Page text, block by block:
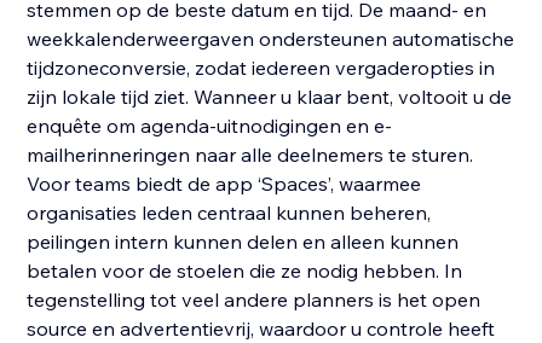
stemmen op de beste datum en tijd. De maand- en
weekkalenderweergaven ondersteunen automatische
tijdzoneconversie, zodat iedereen vergaderopties in
zijn lokale tijd ziet. Wanneer u klaar bent, voltooit u de
enquête om agenda-uitnodigingen en e-
mailherinneringen naar alle deelnemers te sturen.
Voor teams biedt de app ‘Spaces’, waarmee
organisaties leden centraal kunnen beheren,
peilingen intern kunnen delen en alleen kunnen
betalen voor de stoelen die ze nodig hebben. In
tegenstelling tot veel andere planners is het open
source en advertentievrij, waardoor u controle heeft